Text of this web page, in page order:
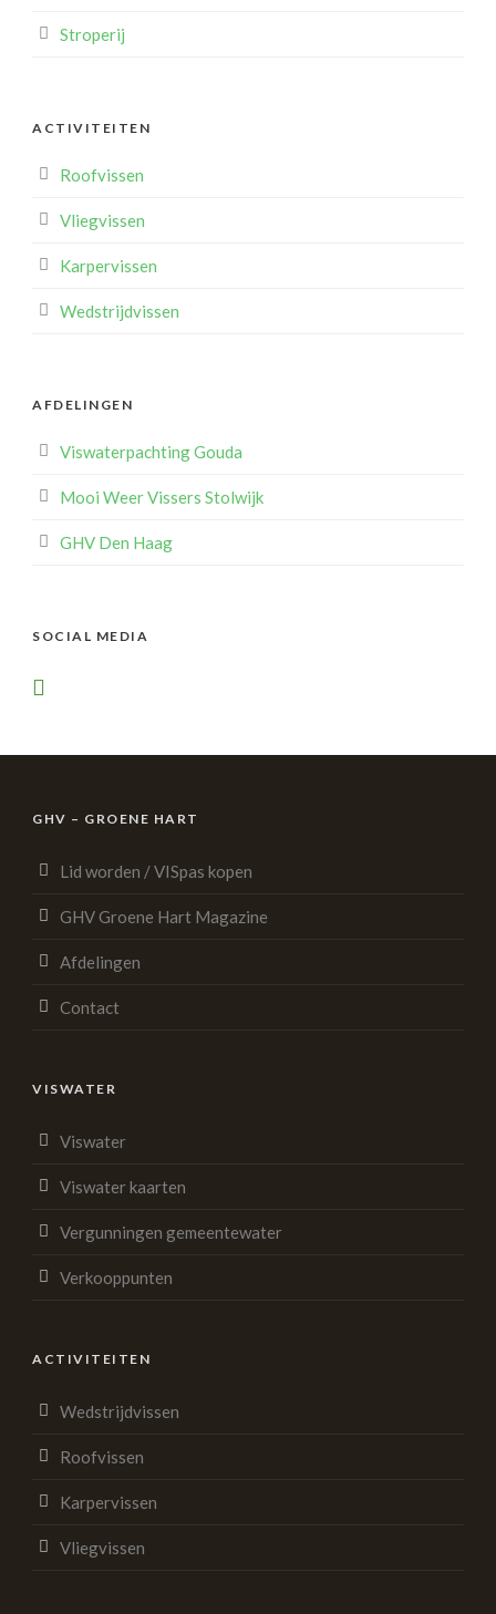
Stroperij
ACTIVITEITEN
Roofvissen
Vliegvissen
Karpervissen
Wedstrijdvissen
AFDELINGEN
Viswaterpachting Gouda
Mooi Weer Vissers Stolwijk
GHV Den Haag
SOCIAL MEDIA
GHV – GROENE HART
Lid worden / VISpas kopen
GHV Groene Hart Magazine
Afdelingen
Contact
VISWATER
Viswater
Viswater kaarten
Vergunningen gemeentewater
Verkooppunten
ACTIVITEITEN
Wedstrijdvissen
Roofvissen
Karpervissen
Vliegvissen